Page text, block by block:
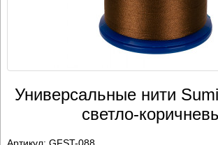
Универсальные нити
светло-
Артикул: GFST-088